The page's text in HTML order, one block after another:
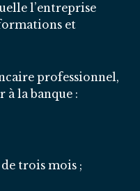
l’entreprise
et
professionnel,
la banque :
trois mois ;